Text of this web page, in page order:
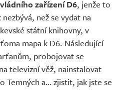
zařízení D6, jenže to
než se vydat na
státní knihovny, v
mapa k D6. Následující
probojovat se
televizní věž, nainstalovat
Temných a… zjistit, jak jste se